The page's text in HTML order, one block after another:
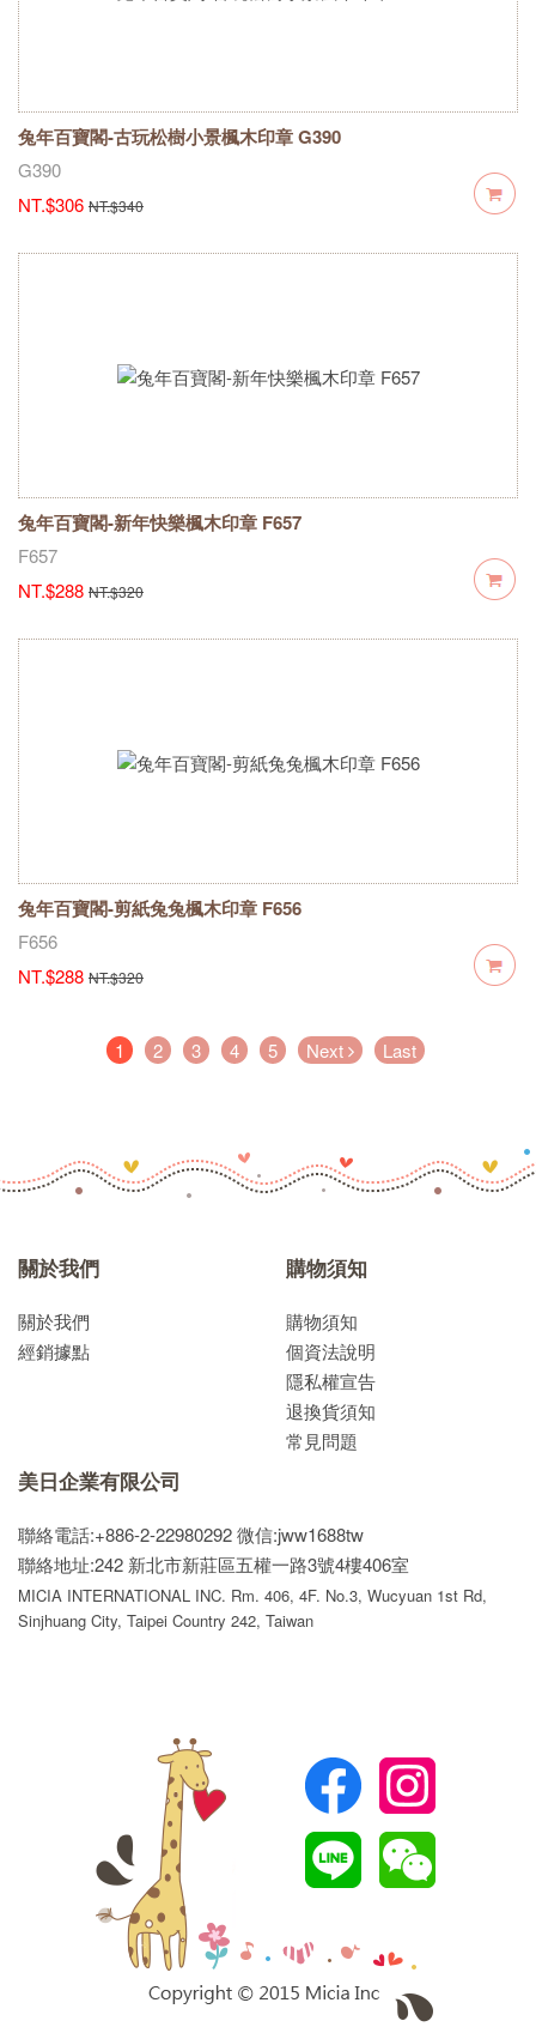
兔年百寶閣-古玩松樹小景楓木印章 G390
G390
NT.$306 NT.$340
兔年百寶閣-新年快樂楓木印章 F657
F657
NT.$288 NT.$320
兔年百寶閣-剪紙兔兔楓木印章 F656
F656
NT.$288 NT.$320
1 (current)
2 3 4 5 Next Last
關於我們
關於我們
經銷據點
購物須知
購物須知
個資法說明
隱私權宣告
退換貨須知
常見問題
美日企業有限公司
聯絡電話:+886-2-22980292微信:jww1688tw
聯絡地址:242 新北市新莊區五權一路3號4樓406室
MICIA INTERNATIONAL INC. Rm. 406, 4F. No.3, Wucyuan 1st Rd,
Sinjhuang City, Taipei Country 242, Taiwan